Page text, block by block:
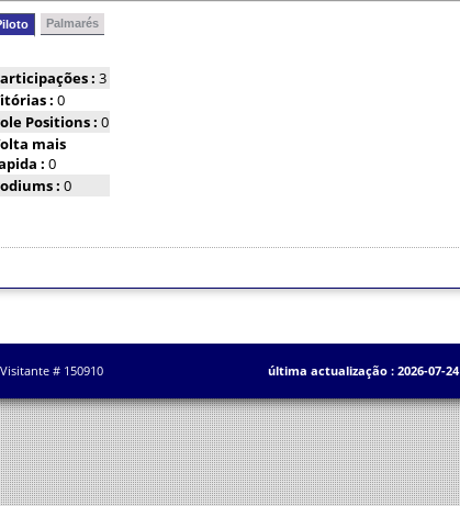
Palmarés
: 3
: 0
Positions : 0
mais
: 0
: 0
Visitante # 150910 última actualização : 2026-07-24